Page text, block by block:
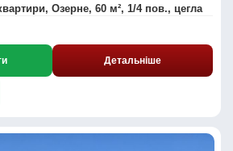
Озерне, 60 м², 1/4 пов., цегла
Детальніше